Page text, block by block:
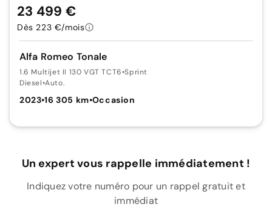
Alfa Romeo Tonale
1.6 Multijet II 130 VGT TCT6•Sprint
Diesel•Auto.
2023•16 305 km•Occasion
23 499 €
Dès 223 €/mois
Un expert vous rappelle immédiatement !
Indiquez votre numéro pour un rappel gratuit et
immédiat